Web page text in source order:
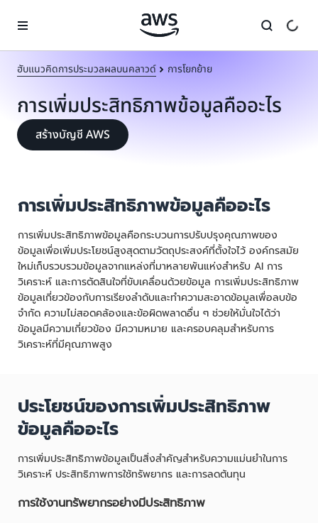
ฮับแนวคิดการประมวลผลบนคลาวด์ การโยกย้าย
การเพิ่มประสิทธิภาพข้อมูลคืออะไร
สร้างบัญชี AWS
การเพิ่มประสิทธิภาพข้อมูลคืออะไร
การเพิ่มประสิทธิภาพข้อมูลคือกระบวนการปรับปรุงคุณภาพของ
ข้อมูลเพื่อเพิ่มประโยชน์สูงสุดตามวัตถุประสงค์ที่ตั้งใจไว้ องค์กรสมัย
ใหม่เก็บรวบรวมข้อมูลจากแหล่งที่มาหลายพันแห่งสำหรับ AI การ
วิเคราะห์ และการตัดสินใจที่ขับเคลื่อนด้วยข้อมูล การเพิ่มประสิทธิภาพ
ข้อมูลเกี่ยวข้องกับการเรียงลำดับและทำความสะอาดข้อมูลเพื่อลบข้อ
จำกัด ความไม่สอดคล้องและข้อผิดพลาดอื่น ๆ ช่วยให้มั่นใจได้ว่า
ข้อมูลมีความเกี่ยวข้อง มีความหมาย และครอบคลุมสำหรับการ
วิเคราะห์ที่มีคุณภาพสูง
ประโยชน์ของการเพิ่มประสิทธิภาพ
ข้อมูลคืออะไร
การเพิ่มประสิทธิภาพข้อมูลเป็นสิ่งสำคัญสำหรับความแม่นยำในการ
วิเคราะห์ ประสิทธิภาพการใช้ทรัพยากร และการลดต้นทุน
การใช้งานทรัพยากรอย่างมีประสิทธิภาพ